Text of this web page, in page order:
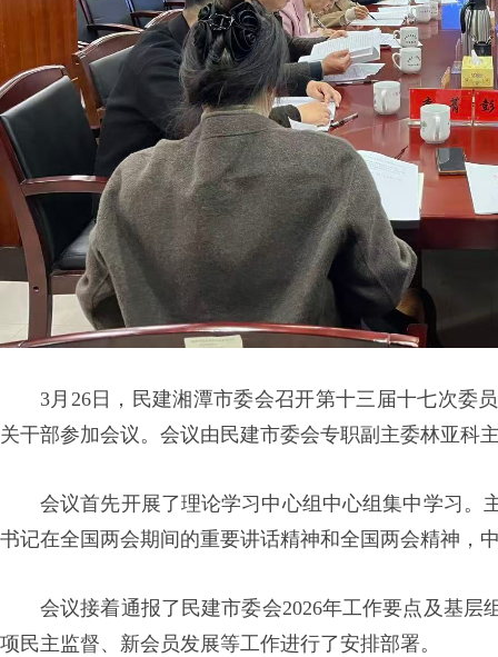
3月26日，民建湘潭市委会召开第十三届十七次委
关干部参加会议。会议由民建市委会专职副主委林亚科
会议首先开展了理论学习中心组 中心组集中学习。
书记在全国两会期间的重要讲话精神和全国两会精神，
会议接着通报了民建市委会2026年工作要点及基层
项民主监督、新会员发展等工作进行了安排部署。